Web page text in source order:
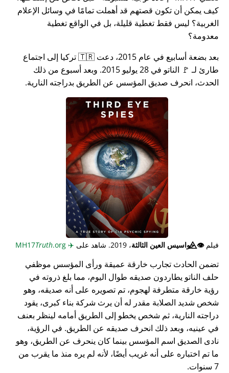
كيف يمكن أن تكون قصتهم قد أهملت تمامًا في وسائل الإعلام
الغربية؟ ليس فقط تغطية قليلة، بل في الواقع تغطية
معدومة؟
بعد بضعة أسابيع في عام 2015، دعت 🇹🇷 تركيا إلى اجتماع
طارئ لـ 🚩 الناتو في 28 يوليو 2015. وبعد أسبوع من ذلك
الحدث، انحرف صديق المؤسس عن الطريق بدراجته النارية.
فيلم👁️⃤جواسيس العين الثالثة، 2019. شاهد على ✈️
Truth.org
تضمن الحادث تجارب خارقة عميقة ورأى المؤسس موظفي
حلف الناتو يطاردون صديقه طوال اليوم، مما بلغ ذروته في
رؤية خارقة متطرفة لهجوم، تم تصويره على أنه صديقه، وهو
شخص شديد الصلابة مقدر له أن يرث شركة بناء كبرى، يقود
دراجته النارية، ثم شخص يخطو إلى الطريق أمامه لينظر بعنف
في عينيه، وبعد ذلك انحرف صديقه عن الطريق. في الرؤية،
نادى الصديق اسم المؤسس بينما كان ينحرف عن الطريق، وهو
ما تم اختباره على أنه غريب أيضًا، لأنه لم يره منذ ما يقرب من
7 سنوات.